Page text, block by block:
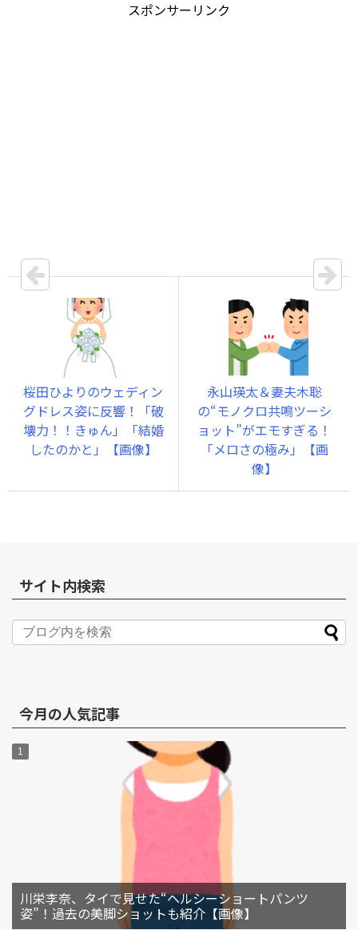
スポンサーリンク
桜田ひよりのウェディン
グドレス姿に反響！「破
壊力！！きゅん」「結婚
したのかと」【画像】
永山瑛太＆妻夫木聡
の“モノクロ共鳴ツーシ
ョット”がエモすぎる！
「メロさの極み」【画
像】
サイト内検索
今月の人気記事
川栄李奈、タイで見せた“ヘルシーショートパンツ
姿”！過去の美脚ショットも紹介【画像】